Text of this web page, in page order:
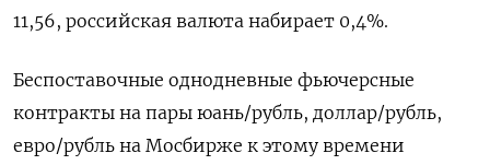
11,56, российская валюта набирает 0,4%.
Беспоставочные однодневные фьючерсные
контракты на пары юань/рубль, доллар/рубль,
евро/рубль на Мосбирже к этому времени